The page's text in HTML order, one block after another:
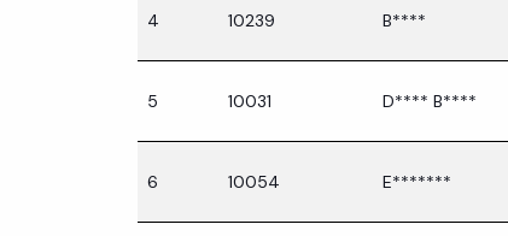
4 10239 B****
5 10031 D**** B****
6 10054 E*******